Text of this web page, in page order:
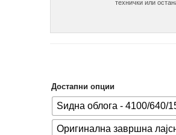
технички или
Достапни опции
Ѕидна облога - 4100/640/
Оригинална завршна